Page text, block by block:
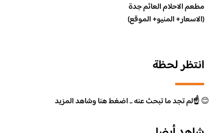
مطعم الاحلام العائم جدة
(الاسعار+ المنيو+ الموقع)
انتظر لحظة
😊☝️لم تجد ما تبحث عنه .. اضغط هنا وشاهد المزيد